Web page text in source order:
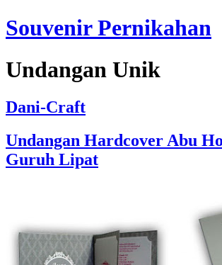
Souvenir Pernikahan
Undangan Unik
Dani-Craft
Undangan Hardcover Abu
Guruh Lipat